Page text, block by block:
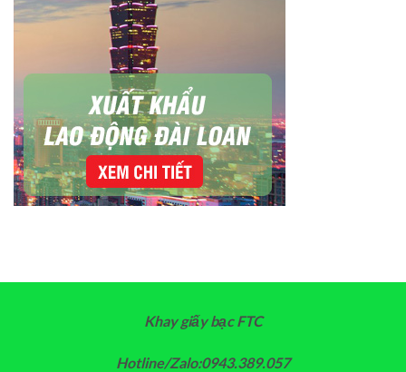
Khay giấy bạc FTC
Hotline/Zalo:0943.389.057